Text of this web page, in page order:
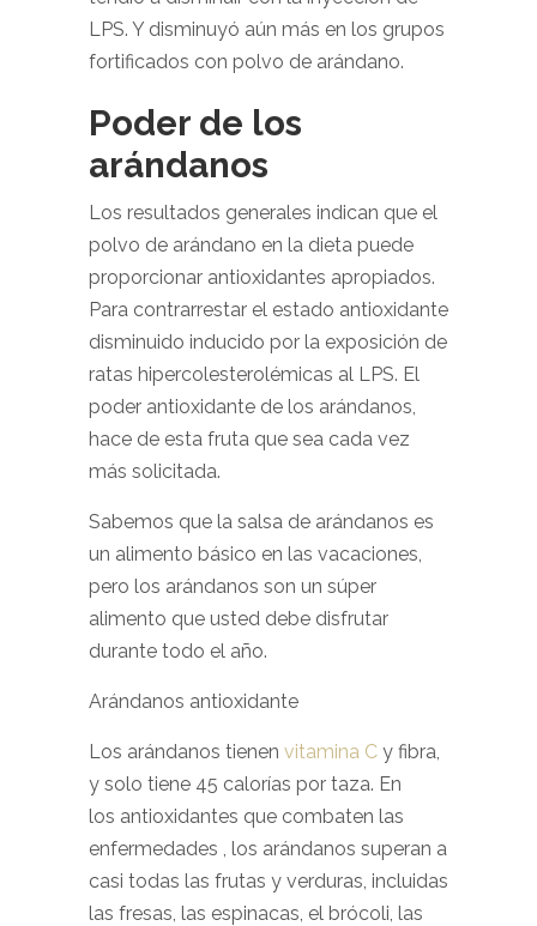
LPS. Y disminuyó aún más en los grupos
fortificados con polvo de arándano.
Poder de los
arándanos
Los resultados generales indican que el
polvo de arándano en la dieta puede
proporcionar antioxidantes apropiados.
Para contrarrestar el estado antioxidante
disminuido inducido por la exposición de
ratas hipercolesterolémicas al LPS. El
poder antioxidante de los arándanos,
hace de esta fruta que sea cada vez
más solicitada.
Sabemos que la salsa de arándanos es
un alimento básico en las vacaciones,
pero los arándanos son un súper
alimento que usted debe disfrutar
durante todo el año.
Arándanos antioxidante
Los arándanos tienen vitamina C y fibra,
y solo tiene 45 calorías por taza. En
los antioxidantes que combaten las
enfermedades , los arándanos superan a
casi todas las frutas y verduras, incluidas
las fresas, las espinacas, el brócoli, las